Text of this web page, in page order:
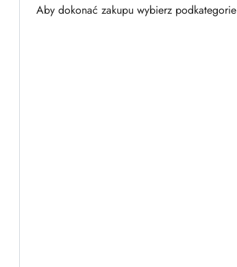
Aby dokonać zakupu wybierz podkategorie